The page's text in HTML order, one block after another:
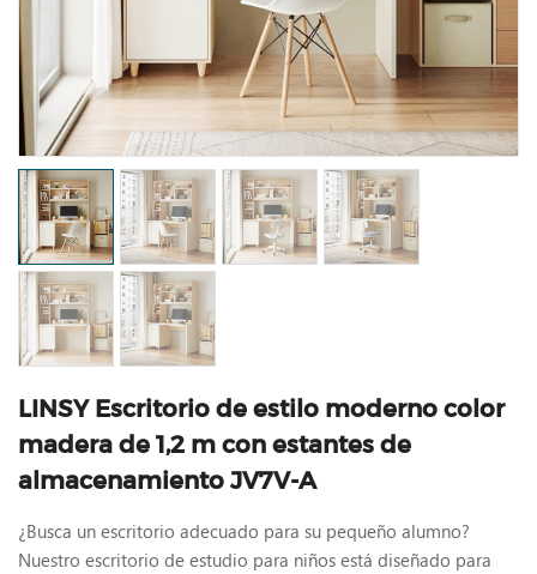
LINSY Escritorio de estilo moderno color
madera de 1,2 m con estantes de
almacenamiento JV7V-A
¿Busca un escritorio adecuado para su pequeño alumno?
Nuestro escritorio de estudio para niños está diseñado para